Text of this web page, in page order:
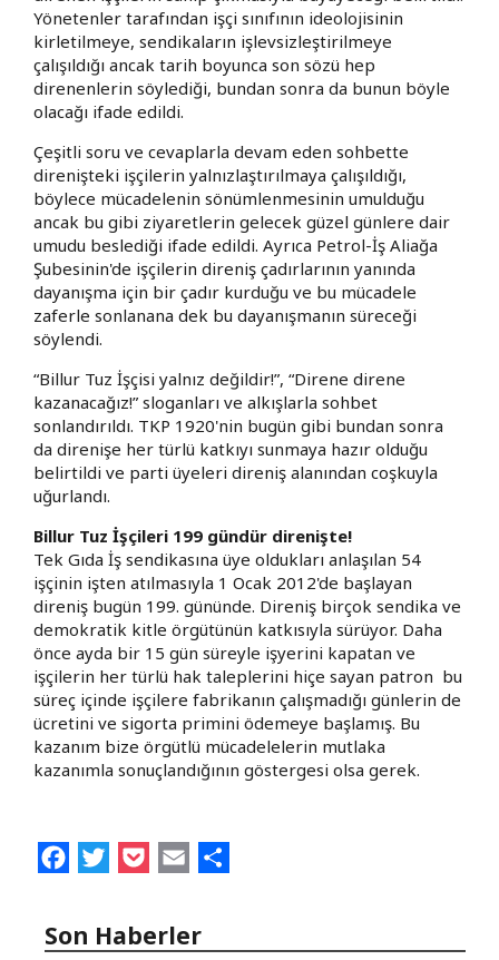
Yönetenler tarafından işçi sınıfının ideolojisinin
kirletilmeye, sendikaların işlevsizleştirilmeye
çalışıldığı ancak tarih boyunca son sözü hep
direnenlerin söylediği, bundan sonra da bunun böyle
olacağı ifade edildi.
Çeşitli soru ve cevaplarla devam eden sohbette
direnişteki işçilerin yalnızlaştırılmaya çalışıldığı,
böylece mücadelenin sönümlenmesinin umulduğu
ancak bu gibi ziyaretlerin gelecek güzel günlere dair
umudu beslediği ifade edildi. Ayrıca Petrol-İş Aliağa
Şubesinin'de işçilerin direniş çadırlarının yanında
dayanışma için bir çadır kurduğu ve bu mücadele
zaferle sonlanana dek bu dayanışmanın süreceği
söylendi.
“Billur Tuz İşçisi yalnız değildir!”, “Direne direne
kazanacağız!” sloganları ve alkışlarla sohbet
sonlandırıldı. TKP 1920'nin bugün gibi bundan sonra
da direnişe her türlü katkıyı sunmaya hazır olduğu
belirtildi ve parti üyeleri direniş alanından coşkuyla
uğurlandı.
Billur Tuz İşçileri 199 gündür direnişte!
Tek Gıda İş sendikasına üye oldukları anlaşılan 54
işçinin işten atılmasıyla 1 Ocak 2012'de başlayan
direniş bugün 199. gününde. Direniş birçok sendika ve
demokratik kitle örgütünün katkısıyla sürüyor. Daha
önce ayda bir 15 gün süreyle işyerini kapatan ve
işçilerin her türlü hak taleplerini hiçe sayan patron bu
süreç içinde işçilere fabrikanın çalışmadığı günlerin de
ücretini ve sigorta primini ödemeye başlamış. Bu
kazanım bize örgütlü mücadelelerin mutlaka
kazanımla sonuçlandığının göstergesi olsa gerek.
FacebookTwitterPocketEmail
Son Haberler